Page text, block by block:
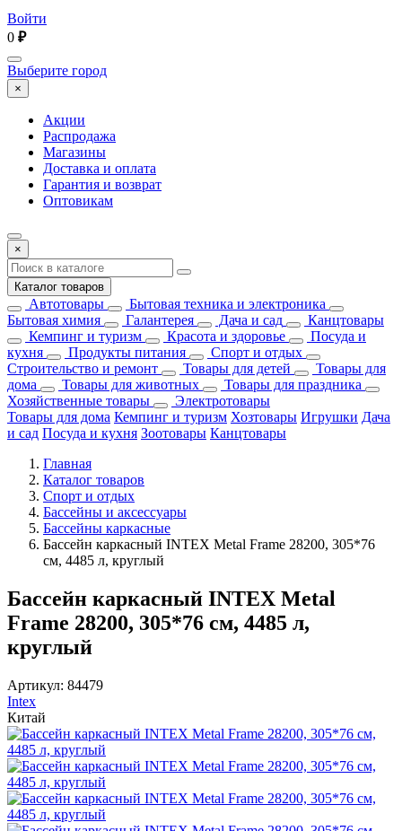
Войти
0 ₽
Выберите город
×
Акции
Распродажа
Магазины
Доставка и оплата
Гарантия и возврат
Оптовикам
×
Каталог товаров
Автотовары
Бытовая техника и электроника
Бытовая химия
Галантерея Дача и сад
Канцтовары
Кемпинг и туризм
Красота и здоровье
Посуда и
кухня
Продукты питания
Спорт и отдых
Строительство и ремонт
Товары для детей
Товары для
дома
Товары для животных
Товары для праздника
Хозяйственные товары
Электротовары
Товары для дома Кемпинг и туризм Хозтовары Игрушки Дача
и сад Посуда и кухня Зоотовары Канцтовары
Главная
Каталог товаров
Спорт и отдых
Бассейны и аксессуары
Бассейны каркасные
Бассейн каркасный INTEX Metal Frame 28200, 305*76
см, 4485 л, круглый
Бассейн каркасный INTEX Metal
Frame 28200, 305*76 см, 4485 л,
круглый
Артикул: 84479
Intex
Китай